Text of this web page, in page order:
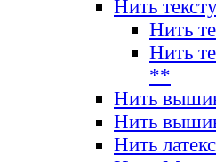
Нить
Нить
Нить
**
Нить
Нить
Нить